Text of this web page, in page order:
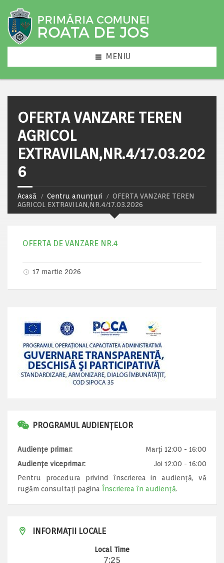
MENIU
OFERTA VANZARE TEREN
AGRICOL
EXTRAVILAN,NR.4/17.03.202
6
Acasă Centru anunțuri
OFERTA VANZARE TEREN
AGRICOL EXTRAVILAN,NR.4/17.03.2026
OFERTA DE VANZARE NR.4
17 martie 2026
PROGRAMUL AUDIENȚELOR
Audiențe primar:
Marți 12:00 - 16:00
Audiențe viceprimar:
Joi 12:00 - 16:00
Pentru procedura privind înscrierea in audiență, vă
rugăm consultați pagina Înscrierea în audiență.
INFORMAȚII LOCALE
Local Time
7:25